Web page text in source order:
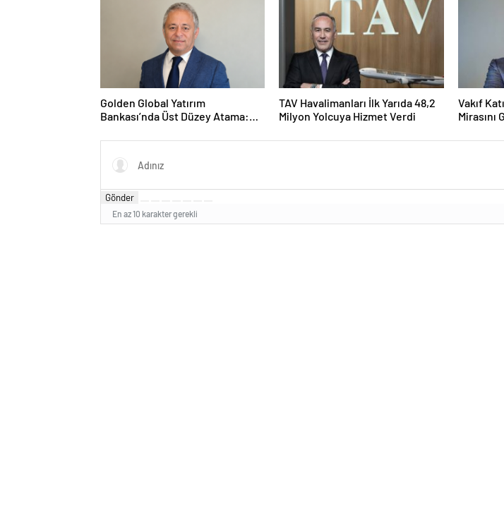
Golden Global Yatırım
Bankası’nda Üst Düzey Atama:
Üyesi Oldu
TAV Havalimanları İlk Yarıda 48,2
Milyon Yolcuya Hizmet Verdi
Vakıf
Mirasını
Gönder
En az 10 karakter gerekli